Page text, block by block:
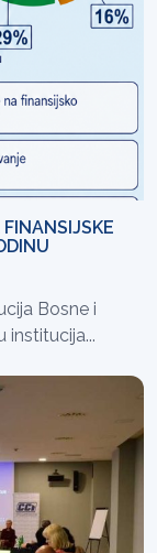
Bosne i
institucija...